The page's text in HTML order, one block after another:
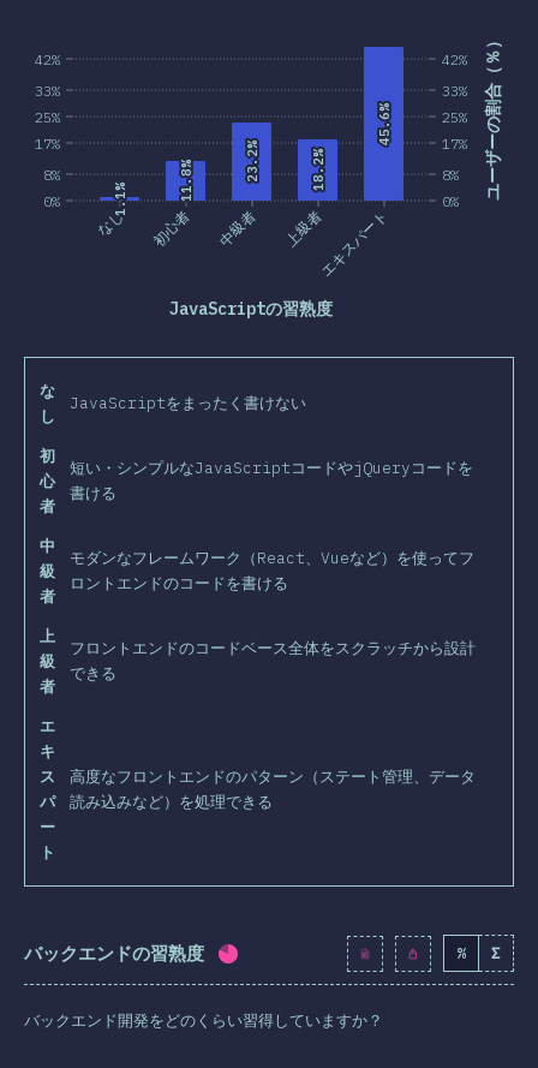
0%
8%
17%
25%
33%
42% ユーザーの割合（％）
なし 初心者 中級者 上級者エキスパート
JavaScriptの習熟度
0%
8%
17%
25%
33%
42%
1.1%
1.1% 11.8%
11.8% 23.2%
23.2% 18.2%
18.2%
45.6%
45.6%
な
し
JavaScriptをまったく書けない
初
心
者
短い・シンプルなJavaScriptコードやjQueryコードを
書ける
中
級
者
モダンなフレームワーク（React、Vueなど）を使ってフ
ロントエンドのコードを書ける
上
級
者
フロントエンドのコードベース全体をスクラッチから設計
できる
エ
キ
ス
パ
ー
ト
高度なフロントエンドのパターン（ステート管理、データ
読み込みなど）を処理できる
バックエンドの習熟度 回答記入率： 80.2 % (9216 )
% Σ
バックエンド開発をどのくらい習得していますか？